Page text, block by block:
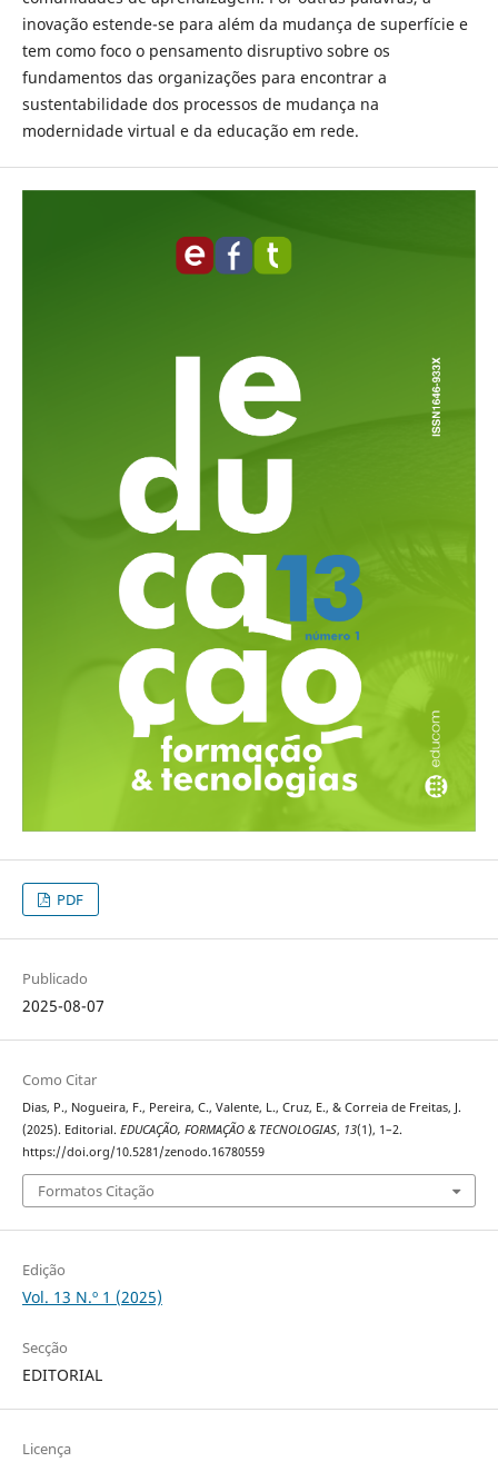
inovação estende-se para além da mudança de superfície e
tem como foco o pensamento disruptivo sobre os
fundamentos das organizações para encontrar a
sustentabilidade dos processos de mudança na
modernidade virtual e da educação em rede.
PDF
Publicado
2025-08-07
Como Citar
Dias, P., Nogueira, F., Pereira, C., Valente, L., Cruz, E., & Correia de Freitas, J.
(2025). Editorial. EDUCAÇÃO, FORMAÇÃO & TECNOLOGIAS, 13(1), 1–2.
https://doi.org/10.5281/zenodo.16780559
Formatos Citação
Edição
Vol. 13 N.º 1 (2025)
Secção
EDITORIAL
Licença